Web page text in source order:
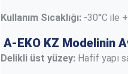
Kullanım Sıcaklığı: -30°C ile
A-EKO KZ Modelinin
Delikli üst yüzey: Hafif yapı